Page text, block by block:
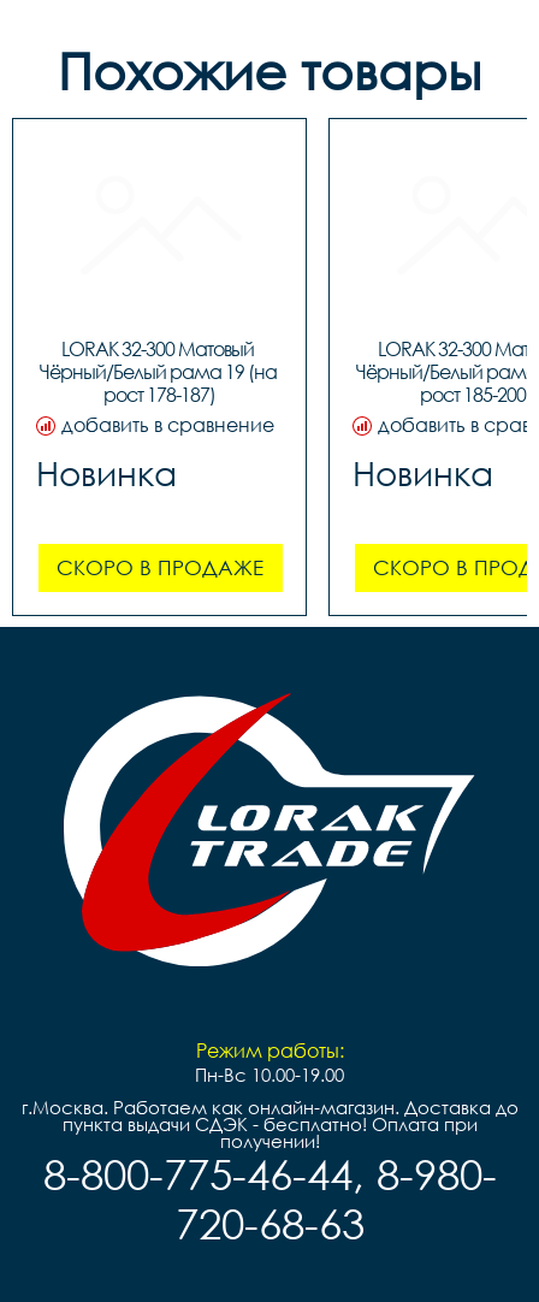
Похожие товары
LORAK 32-300 Матовый
Чёрный/Белый рама 19 (на
рост 178-187)
добавить в сравнение
Новинка
СКОРО В ПРОДАЖЕ
LORAK 32-300
Чёрный/Белый рама
рост 185-200)
добавить в
Новинка
СКОРО В
Режим работы:
Пн-Вс 10.00-19.00
г.Москва. Работаем как онлайн-магазин. Доставка до
пункта выдачи СДЭК - бесплатно! Оплата при
получении!
8-800-775-46-44, 8-980-
720-68-63